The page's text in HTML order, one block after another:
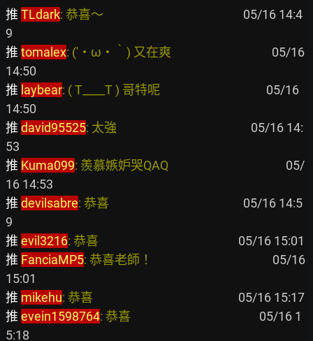
推 TLdark: 恭喜～
05/16 14:4
推 tomalex: (′・ω・‵) 又在爽
05/16
推 laybear: ( T____T ) 哥特呢
05/16
推 david95525: 太強
05/16 14:
推 Kuma099: 羨慕嫉妒哭QAQ
05/
推 devilsabre: 恭喜
05/16 14:5
推 evil3216: 恭喜
推 FanciaMP5: 恭喜老師！
05/16
推 mikehu: 恭喜
推 evein1598764: 恭喜
05/16 1